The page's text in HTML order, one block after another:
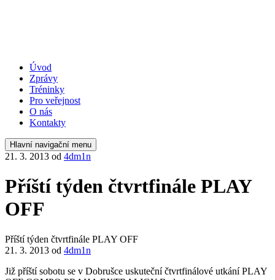
Úvod
Zprávy
Tréninky
Pro veřejnost
O nás
Kontakty
Hlavní navigační menu
21. 3. 2013 od 4dm1n
Příští týden čtvrtfinále PLAY
OFF
Příští týden čtvrtfinále PLAY OFF
21. 3. 2013 od 4dm1n
Již příští sobotu se v Dobrušce uskuteční čtvrtfinálové utkání PLAY